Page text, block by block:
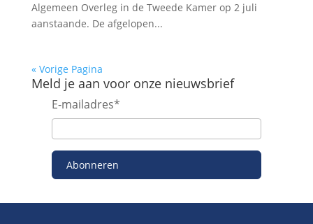
Algemeen Overleg in de Tweede Kamer op 2 juli
aanstaande. De afgelopen...
« Vorige Pagina
Meld je aan voor onze nieuwsbrief
E-mailadres*
Abonneren